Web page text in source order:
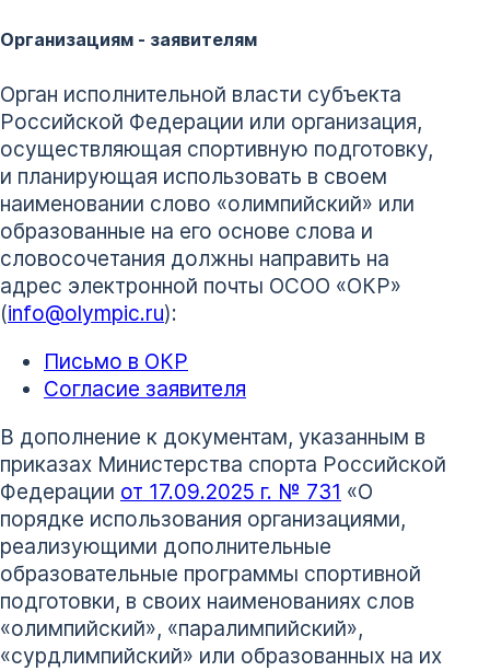
Организациям - заявителям
Орган исполнительной власти субъекта
Российской Федерации или организация,
осуществляющая спортивную подготовку,
и планирующая использовать в своем
наименовании слово «олимпийский» или
образованные на его основе слова и
словосочетания должны направить на
адрес электронной почты ОСОО «ОКР»
(info@olympic.ru):
Письмо в ОКР
Согласие заявителя
В дополнение к документам, указанным в
приказах Министерства спорта Российской
Федерации от 17.09.2025 г. № 731 «О
порядке использования организациями,
реализующими дополнительные
образовательные программы спортивной
подготовки, в своих наименованиях слов
«олимпийский», «паралимпийский»,
«сурдлимпийский» или образованных на их